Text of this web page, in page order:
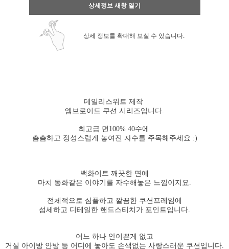
상세정보 새창 열기
상세 정보를 확대해 보실 수 있습니다.
데일리스위트 제작
엠브로이드 쿠션 시리즈입니다.
최고급 면100% 40수에
촘촘하고 정성스럽게 놓여진 자수를 주목해주세요 :)
백화이트 깨끗한 면에
마치 동화같은 이야기를 자수해놓은 느낌이지요.
전체적으로 심플하고 깔끔한 쿠션프레임에
섬세하고 디테일한 핸드스티치가 포인트입니다.
어느 하나 안이쁜게 없고
거실 아이방 안방 등 어디에 놓아도 손색없는 사랑스러운 쿠션입니다.